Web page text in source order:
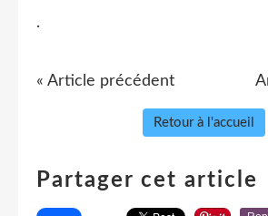
.
« Article précédent
Retour à l'accueil
Partager cet article